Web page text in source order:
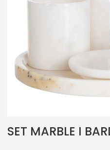
SET MARBLE I